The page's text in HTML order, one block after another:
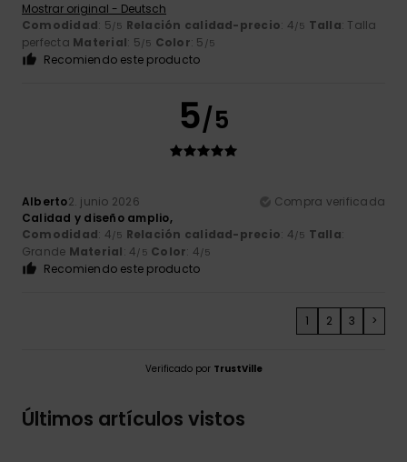
Mostrar original - Deutsch
Comodidad: 5/5 Relación calidad-precio: 4/5 Talla: Talla
perfecta Material: 5/5 Color: 5 /5
Recomiendo este producto
5/5
Alberto2. junio 2026
Compra verificada
Calidad y diseño amplio,
Comodidad: 4/5 Relación calidad-precio: 4/5 Talla:
Grande Material: 4/5 Color: 4/5
Recomiendo este producto
1 2 3 >
Verificado por TrustVille
Últimos artículos vistos